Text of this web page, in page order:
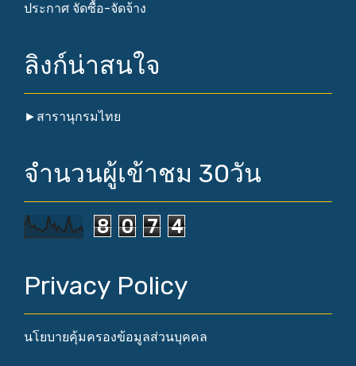
ประกาศ จัดซื้อ-จัดจ้าง
ลิงก์น่าสนใจ
► สารานุกรมไทย
จำนวนผู้เข้าชม 30วัน
8 0 7 4
Privacy Policy
นโยบายคุ้มครองข้อมูลส่วนบุคคล